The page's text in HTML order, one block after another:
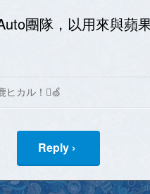
團隊，以用來與蘋
ヒカル！🍏
Reply ›